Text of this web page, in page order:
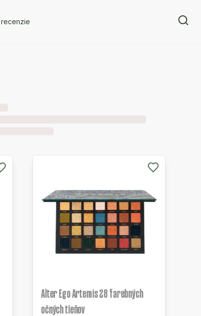
Alter Ego Artemis 28 farebných
očných tieňov